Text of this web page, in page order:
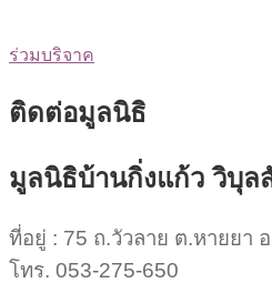
ร่วมบริจาค
ติดต่อมูลนิธิ
มูลนิธิบ้านกิ่งแก้ว วิบุล
ที่อยู่ : 75 ถ.วัวลาย ต.หายยา
โทร. 053-275-650